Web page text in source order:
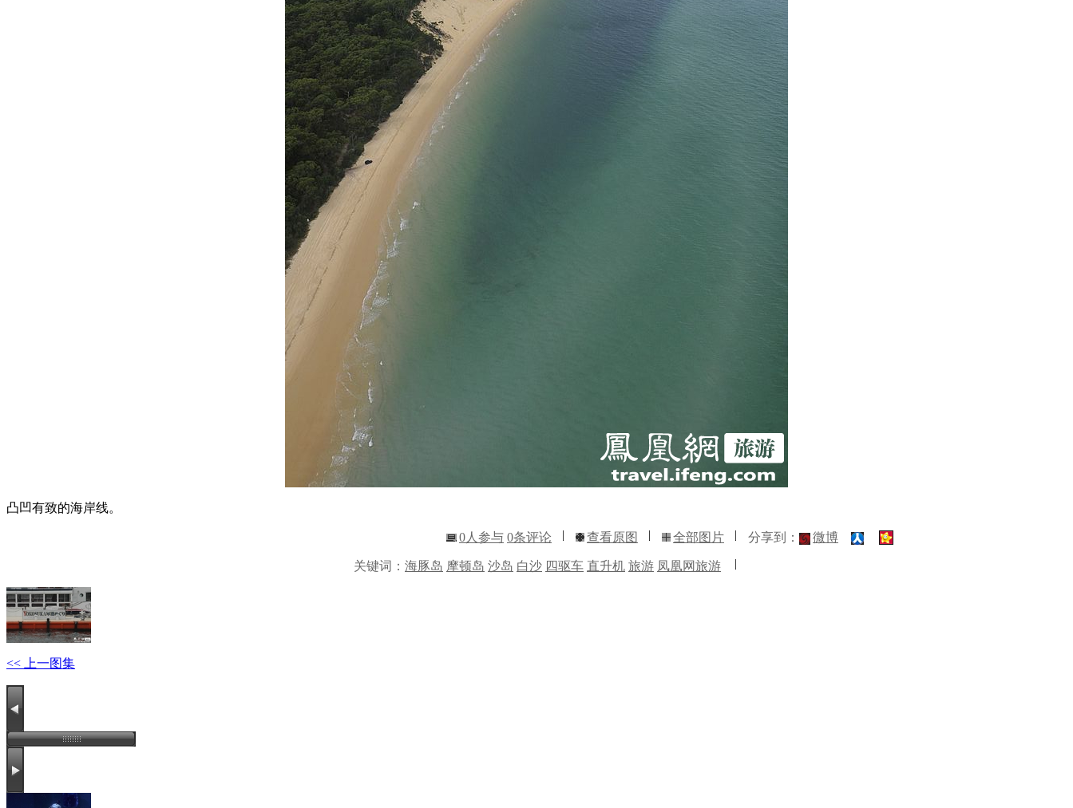
凸凹有致的海岸线。
分享到： 微博
全部图片
查看原图
0 人参与 0条评论
关键词： 海豚岛 摩顿岛 沙岛 白沙 四驱车 直升机 旅游 凤凰网旅游
<< 上一图集